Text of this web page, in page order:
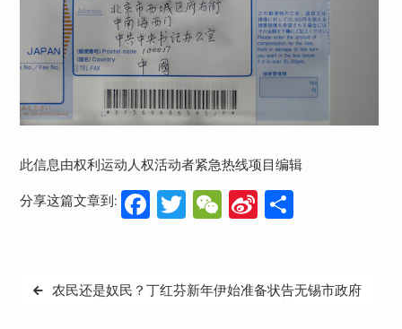
此信息由权利运动人权活动者紧急热线项目编辑
分享这篇文章到: Facebook
Twitter
WeChat
Sina分
文
农民还是奴民？丁红芬新年伊始准备状告无锡市政府